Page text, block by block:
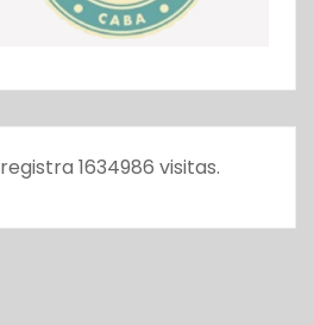
registra 1634986 visitas.